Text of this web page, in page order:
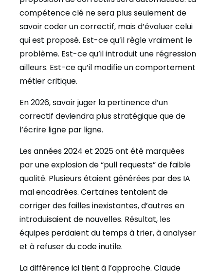
compétence clé ne sera plus seulement de
savoir coder un correctif, mais d’évaluer celui
qui est proposé. Est-ce qu’il règle vraiment le
problème. Est-ce qu’il introduit une régression
ailleurs. Est-ce qu’il modifie un comportement
métier critique.
En 2026, savoir juger la pertinence d’un
correctif deviendra plus stratégique que de
l’écrire ligne par ligne.
Les années 2024 et 2025 ont été marquées
par une explosion de “pull requests” de faible
qualité. Plusieurs étaient générées par des IA
mal encadrées. Certaines tentaient de
corriger des failles inexistantes, d’autres en
introduisaient de nouvelles. Résultat, les
équipes perdaient du temps à trier, à analyser
et à refuser du code inutile.
La différence ici tient à l’approche. Claude